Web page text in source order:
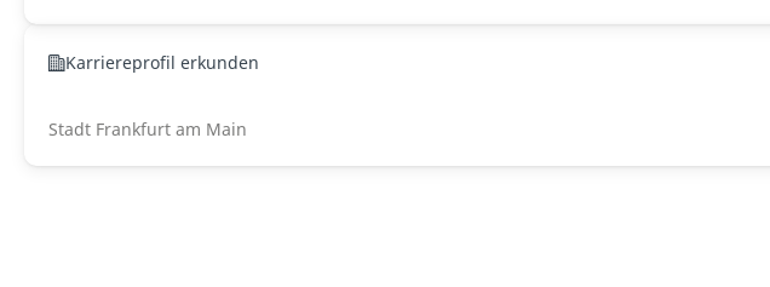
Karriereprofil erkunden
Stadt Frankfurt am Main